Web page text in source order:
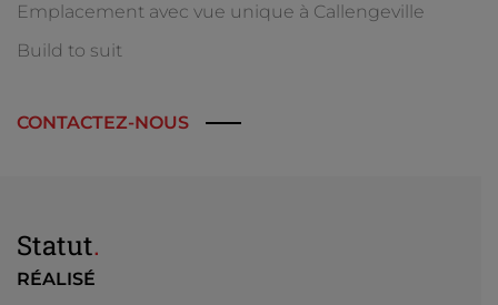
Emplacement avec vue unique à Callengeville
Build to suit
CONTACTEZ-NOUS
Statut.
RÉALISÉ